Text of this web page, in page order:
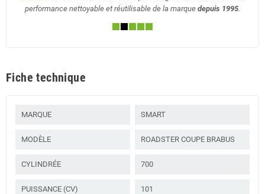
performance nettoyable et réutilisable de la marque depuis 1995.
Fiche technique
MARQUE SMART
MODÈLE ROADSTER COUPE BRABUS
CYLINDRÉE 700
PUISSANCE (CV) 101